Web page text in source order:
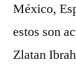
México,
estos son
Zlatan